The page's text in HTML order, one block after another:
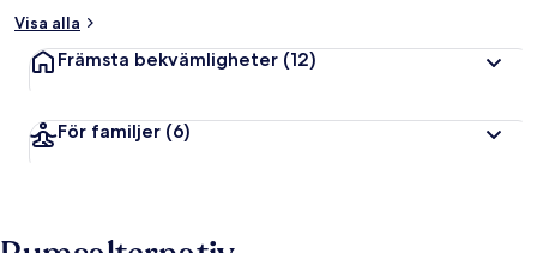
Visa alla
Främsta bekvämligheter (12)
För familjer (6)